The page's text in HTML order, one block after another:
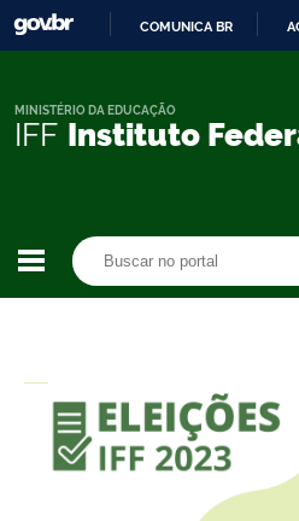
COMUNICA BR
IFF Instituto
MINISTÉRIO DA EDUCAÇÃO